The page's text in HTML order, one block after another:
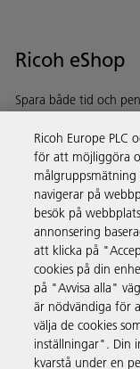
Ricoh eShop
Spara både tid och
konto.
Upptäck mer
Produkter
Support och
Ricoh Europe PLC
för att möjliggöra
navigerar på
besök på
annonsering
att klicka på
cookies på din
på "Avvisa alla"
är nödvändiga för
välja de cookies
inställningar". Din
kvarstå under en